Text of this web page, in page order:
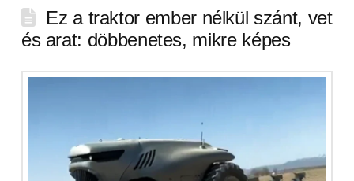
Ez a traktor ember nélkül szánt, vet
és arat: döbbenetes, mikre képes